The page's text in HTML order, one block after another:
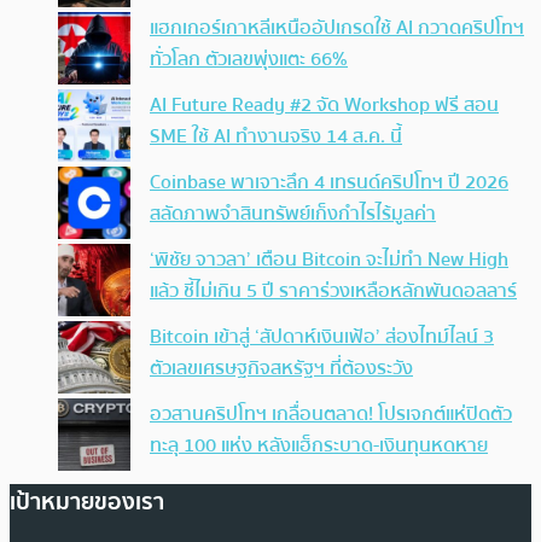
แฮกเกอร์เกาหลีเหนืออัปเกรดใช้ AI กวาดคริปโทฯ
ทั่วโลก ตัวเลขพุ่งแตะ 66%
AI Future Ready #2 จัด Workshop ฟรี สอน
SME ใช้ AI ทำงานจริง 14 ส.ค. นี้
Coinbase พาเจาะลึก 4 เทรนด์คริปโทฯ ปี 2026
สลัดภาพจำสินทรัพย์เก็งกำไรไร้มูลค่า
‘พิชัย จาวลา’ เตือน Bitcoin จะไม่ทำ New High
แล้ว ชี้ไม่เกิน 5 ปี ราคาร่วงเหลือหลักพันดอลลาร์
Bitcoin เข้าสู่ ‘สัปดาห์เงินเฟ้อ’ ส่องไทม์ไลน์ 3
ตัวเลขเศรษฐกิจสหรัฐฯ ที่ต้องระวัง
อวสานคริปโทฯ เกลื่อนตลาด! โปรเจกต์แห่ปิดตัว
ทะลุ 100 แห่ง หลังแฮ็กระบาด-เงินทุนหดหาย
เป้าหมายของเรา